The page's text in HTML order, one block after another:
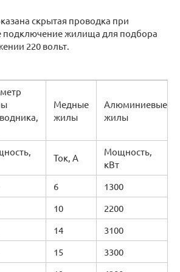
скрытая проводка при
подключение жилища для подбора
220 вольт.
Медные
жилы
Алюминиевые
жилы
Ток, А
Мощность,
кВт
6
1300
10
2200
14
3100
15
3300